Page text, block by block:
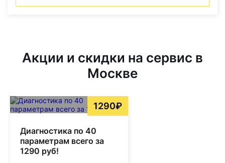
Акции и скидки на сервис в
Москве
1290₽
Диагностика по 40
параметрам всего за
1290 руб!